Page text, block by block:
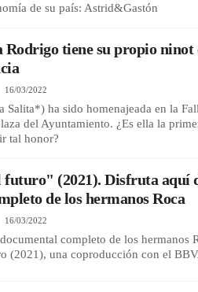
de su país: Astrid&Gastón
Rodrigo tiene su propio ninot
16/03/2022
Salita*) ha sido homenajeada en la
del Ayuntamiento. ¿Es ella la
tal honor?
futuro" (2021). Disfruta aquí
de los hermanos Roca
16/03/2022
completo de los hermanos
(2021), una coproducción con el